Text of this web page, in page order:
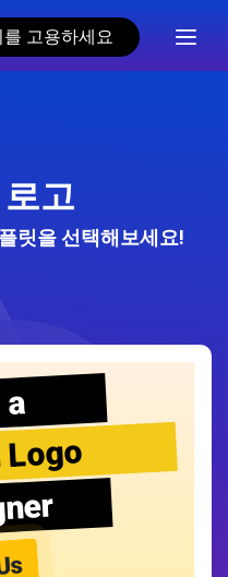
를 고용하세요
고
릿을 선택해보세요!